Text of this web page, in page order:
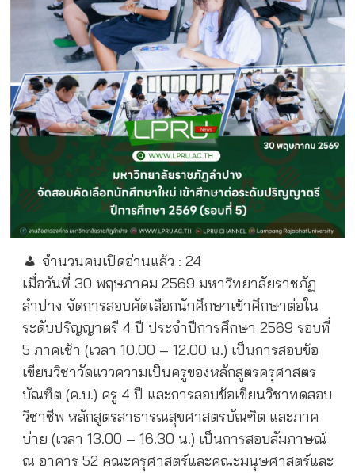
จำนวนคนเปิดอ่านแล้ว : 24
เมื่อวันที่ 30 พฤษภาคม 2569 มหาวิทยาลัยราชภัฏ
ลำปาง จัดการสอบคัดเลือกนักศึกษาเข้าศึกษาต่อใน
ระดับปริญญาตรี 4 ปี ประจำปีการศึกษา 2569 รอบที่
5 ภาคเช้า (เวลา 10.00 – 12.00 น.) เป็นการสอบข้อ
เขียนวิชาวัดแววความเป็นครูของหลักสูตรครุศาสตร
บัณฑิต (ค.บ.) ครู 4 ปี และการสอบข้อเขียนวิชาทดสอบ
วิชาชีพ หลักสูตรสาธารณสุขศาสตรบัณฑิต และภาค
บ่าย (เวลา 13.00 – 16.30 น.) เป็นการสอบสัมภาษณ์
ณ อาคาร 52 คณะครุศาสตร์และคณะมนุษศาสตร์และ